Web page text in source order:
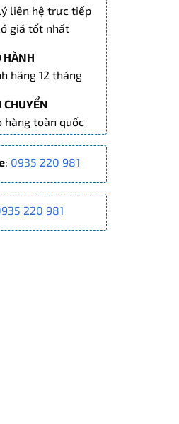
liên hệ trực tiếp
giá tốt nhất
HÀNH
hãng 12 tháng
CHUYỂN
hàng toàn quốc
: 0935 220 981
220 981